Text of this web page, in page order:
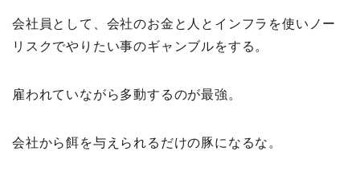
会社員として、会社のお金と人とインフラを使いノー
リスクでやりたい事のギャンブルをする。
雇われていながら多動するのが最強。
会社から餌を与えられるだけの豚になるな。